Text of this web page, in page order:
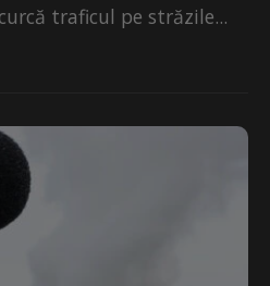
traficul pe străzile...